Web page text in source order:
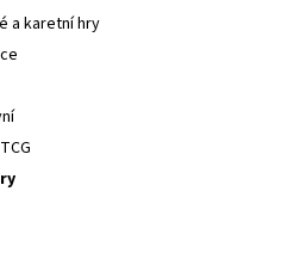
a karetní hry- SERIES 3